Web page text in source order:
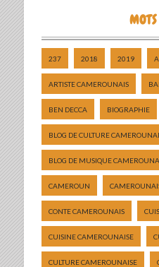
237 2018 2019
ARTISTE CAMEROUNAIS
BEN DECCA BIOGRAPHIE
BLOG DE CULTURE
BLOG DE MUSIQUE
CAMEROUN
CONTE CAMEROUNAIS
CUISINE CAMEROUNAISE
CULTURE CAMEROUNAISE